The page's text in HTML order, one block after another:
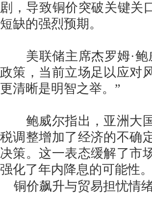
剧，导致铜价突破关键关
短缺的强烈预期。
美联储主席杰罗姆·鲍
政策，当前立场足以应对
更清晰是明智之举。”
鲍威尔指出，亚洲大国
税调整增加了经济的不确
决策。这一表态缓解了市
强化了年内降息的可能性。
铜价飙升与贸易担忧情